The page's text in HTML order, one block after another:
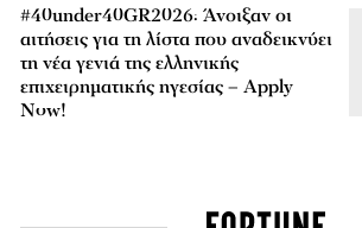
#40under40GR2026: Άνοιξαν οι
αιτήσεις για τη λίστα που αναδεικνύει
τη νέα γενιά της ελληνικής
επιχειρηματικής ηγεσίας – Apply
Now!